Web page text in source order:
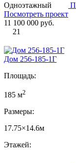
Одноэтажный
Посмотреть проект
11 100 000 руб.
21
Дом 256-185-1Г
Площадь:
185 м2
Размеры:
17.75×14.6м
Этажей: